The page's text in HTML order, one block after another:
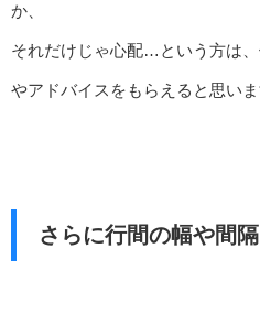
か、
それだけじゃ心配…という方は
やアドバイスをもらえると思いま
さらに行間の幅や間